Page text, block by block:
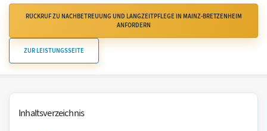
RÜCKRUF ZU NACHBETREUUNG UND LANGZEITPFLEGE IN MAINZ-BRETZENHEIM
ANFORDERN
ZUR LEISTUNGSSEITE
Inhaltsverzeichnis